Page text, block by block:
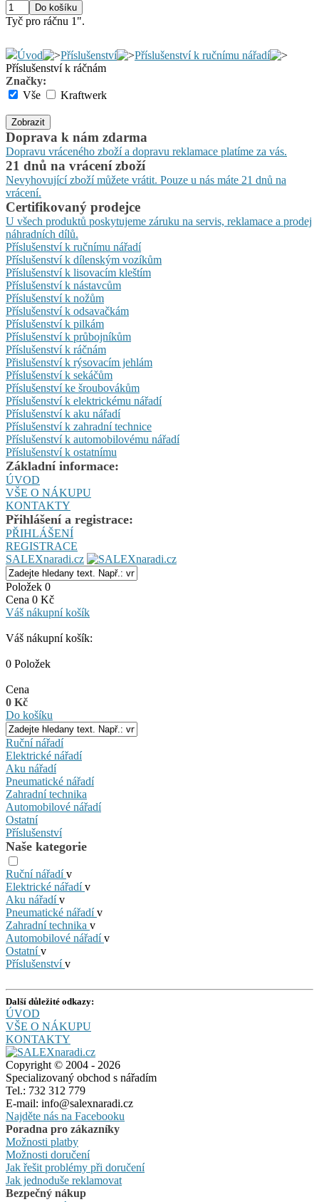
Tyč pro ráčnu 1".
Úvod Příslušenství
Příslušenství k ručnímu nářadí
Příslušenství k ráčnám
Značky:
Vše
Kraftwerk
Zobrazit
Doprava k nám zdarma
Dopravu vráceného zboží a dopravu reklamace platíme za vás.
21 dnů na vrácení zboží
Nevyhovující zboží můžete vrátit. Pouze u nás máte 21 dnů na
vrácení.
Certifikovaný prodejce
U všech produktů poskytujeme záruku na servis, reklamace a prodej
náhradních dílů.
Příslušenství k ručnímu nářadí
Příslušenství k dílenským vozíkům
Příslušenství k lisovacím kleštím
Příslušenství k nástavcům
Příslušenství k nožům
Příslušenství k odsavačkám
Příslušenství k pilkám
Příslušenství k průbojníkům
Příslušenství k ráčnám
Přislušenství k rýsovacím jehlám
Příslušenství k sekáčům
Příslušenství ke šroubovákům
Příslušenství k elektrickému nářadí
Příslušenství k aku nářadí
Příslušenství k zahradní technice
Příslušenství k automobilovému nářadí
Příslušenství k ostatnímu
Základní informace:
ÚVOD
VŠE O NÁKUPU
KONTAKTY
Přihlášení a registrace:
PŘIHLÁŠENÍ
REGISTRACE
SALEXnaradi.cz
Položek 0
Cena 0 Kč
Váš nákupní košík
Váš nákupní košík:
0 Položek
Cena
0 Kč
Do košíku
Ruční nářadí
Elektrické nářadí
Aku nářadí
Pneumatické nářadí
Zahradní technika
Automobilové nářadí
Ostatní
Příslušenství
Naše kategorie
Ruční nářadív
Elektrické nářadív
Aku nářadív
Pneumatické nářadív
Zahradní technika v
Automobilové nářadív
Ostatnív
Příslušenstvív
Další důležité odkazy:
ÚVOD
VŠE O NÁKUPU
KONTAKTY
Copyright © 2004 - 2026
Specializovaný obchod s nářadím
Tel.: 732 312 779
E-mail: info@salexnaradi.cz
Najděte nás na Facebooku
Poradna pro zákazníky
Možnosti platby
Možnosti doručení
Jak řešit problémy při doručení
Jak jednoduše reklamovat
Bezpečný nákup